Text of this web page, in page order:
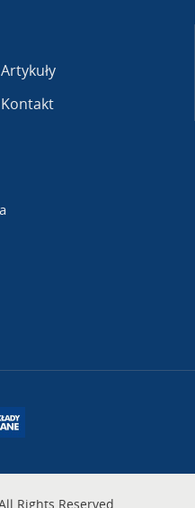
Artykuły
Kontakt
Rights Reserved.